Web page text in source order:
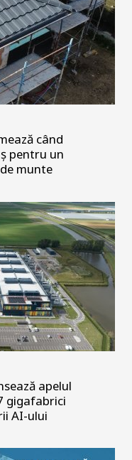
când
pentru un
munte
apelul
gigafabrici
AI-ului